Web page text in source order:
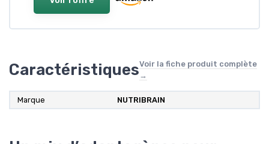
CaractéristiquesVoir la fiche produit complète
→
Marque NUTRIBRAIN